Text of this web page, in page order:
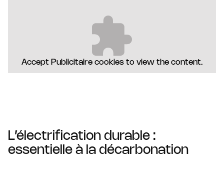
Accept Publicitaire cookies to view the content.
L’électrification durable :
essentielle à la décarbonation